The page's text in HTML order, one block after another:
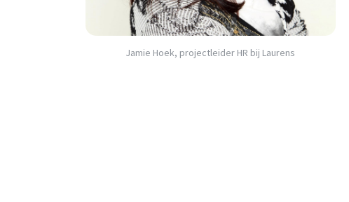
Jamie Hoek, projectleider HR bij Laurens